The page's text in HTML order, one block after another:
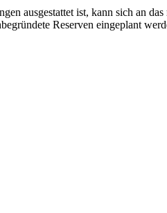
ausgestattet ist, kann sich an
Reserven eingeplant